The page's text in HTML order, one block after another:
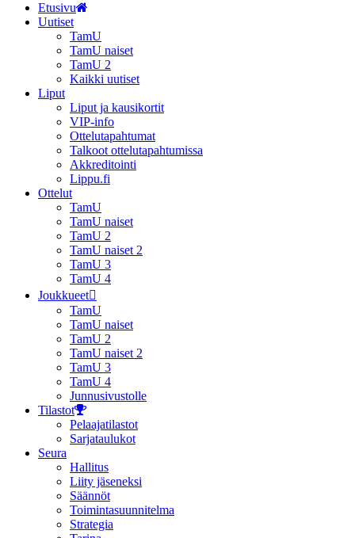
Etusivu
Uutiset
TamU
TamU naiset
TamU 2
Kaikki uutiset
Liput
Liput ja kausikortit
VIP-info
Ottelutapahtumat
Talkoot ottelutapahtumissa
Akkreditointi
Lippu.fi
Ottelut
TamU
TamU naiset
TamU 2
TamU naiset 2
TamU 3
TamU 4
Joukkueet
TamU
TamU naiset
TamU 2
TamU naiset 2
TamU 3
TamU 4
Junnusivustolle
Tilastot
Pelaajatilastot
Sarjataulukot
Seura
Hallitus
Liity jäseneksi
Säännöt
Toimintasuunnitelma
Strategia